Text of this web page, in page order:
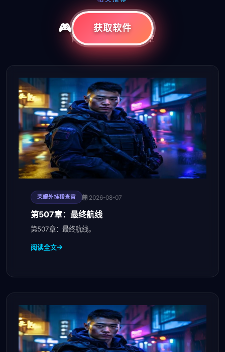
更多精彩内容
同栏目下的其他精彩文章
荣耀外挂稽查官 2026-08-07
第507章：最终航线
第507章：最终航线。
阅读全文
获取软件